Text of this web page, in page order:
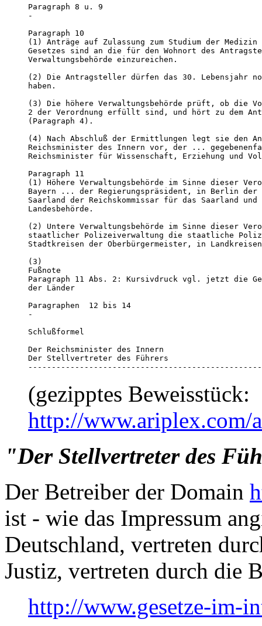
Paragraph 8 u. 9
-
Paragraph 10
(1) Anträge auf Zulassung zum Studium der
Gesetzes sind an die für den Wohnort des
Verwaltungsbehörde einzureichen.
(2) Die Antragsteller dürfen das 30. Lebensjahr
haben.
(3) Die höhere Verwaltungsbehörde prüft, ob die
2 der Verordnung erfüllt sind, und hört zu dem
(Paragraph 4).
(4) Nach Abschluß der Ermittlungen legt sie den
Reichsminister des Innern vor, der ...
Reichsminister für Wissenschaft, Erziehung und
Paragraph 11
(1) Höhere Verwaltungsbehörde im Sinne dieser
Bayern ... der Regierungspräsident, in Berlin
Saarland der Reichskommissar für das Saarland
Landesbehörde.
(2) Untere Verwaltungsbehörde im Sinne dieser
staatlicher Polizeiverwaltung die staatliche
Stadtkreisen der Oberbürgermeister, in
(3)
Fußnote
Paragraph 11 Abs. 2: Kursivdruck vgl. jetzt die
der Länder
Paragraphen  12 bis 14
-
Schlußformel
Der Reichsminister des Innern
Der Stellvertreter des Führers
(gezipptes Beweisstück:
http://www.ariplex.com/
"Der Stellvertreter des
Der Betreiber der Domain
ist - wie das Impressum
Deutschland, vertreten
Justiz, vertreten durch die
http://www.gesetze-im-